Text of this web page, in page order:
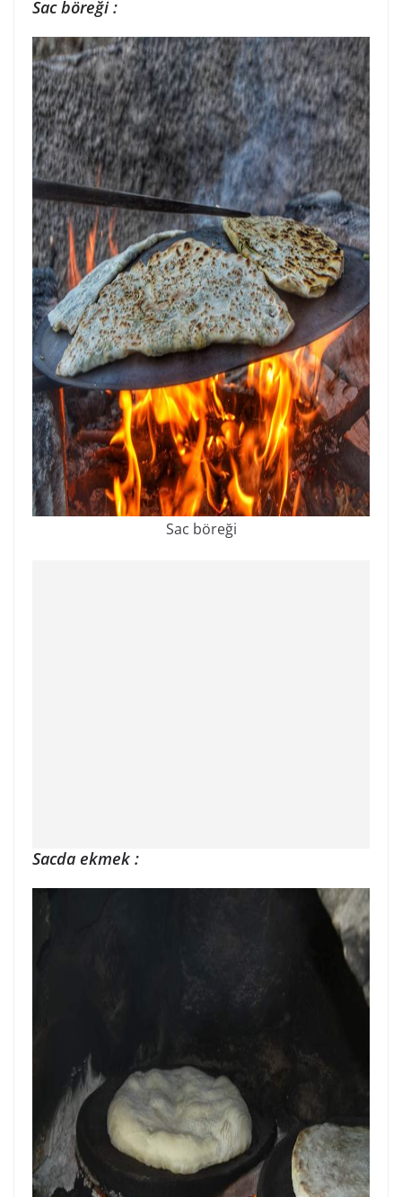
Sac böreği :
Sac böreği
Sacda ekmek :